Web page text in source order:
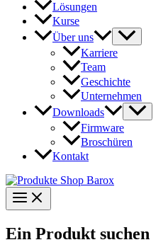
Lösungen
Kurse
Über uns
Karriere
Team
Geschichte
Unternehmen
Downloads
Firmware
Broschüren
Kontakt
Ein Produkt suchen